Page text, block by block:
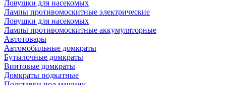
Ловушки для насекомых
Лампы противомоскитные электрические
Ловушки для насекомых
Лампы противомоскитные аккумуляторные
Автотовары
Автомобильные домкраты
Бутылочные домкраты
Винтовые домкраты
Домкраты подкатные